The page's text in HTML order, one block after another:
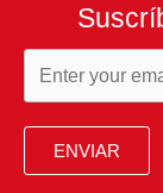
ENVIAR